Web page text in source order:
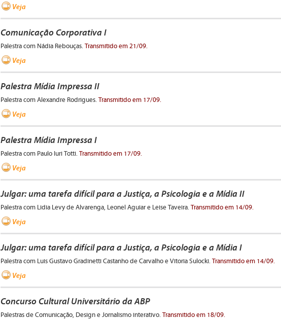
Veja
Comunicação Corporativa I
Palestra com Nádia Rebouças. Transmitido em 21/09.
Veja
Palestra Mídia Impressa II
Palestra com Alexandre Rodrigues. Transmitido em 17/09.
Veja
Palestra Mídia Impressa I
Palestra com Paulo Iuri Totti. Transmitido em 17/09.
Veja
Julgar: uma tarefa difícil para a Justiça, a Psicologia e a Mídia II
Palestra com Lidia Levy de Alvarenga, Leonel Aguiar e Leise Taveira. Transmitido em 14/09.
Veja
Julgar: uma tarefa difícil para a Justiça, a Psicologia e a Mídia I
Palestra com Luis Gustavo Gradinetti Castanho de Carvalho e Vitoria Sulocki. Transmitido em 14/09.
Veja
Concurso Cultural Universitário da ABP
Palestras de Comunicação, Design e Jornalismo interativo. Transmitido em 18/09.